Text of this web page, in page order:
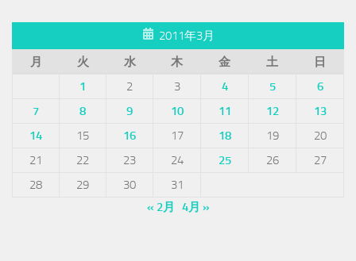
2011年3月
月
火 水 木 金 土
日
1
2 3 4 5
6
7
8 9 10 11 12
13
14
15 16 17 18 19
20
21
22 23 24 25 26
27
28
29 30
31
« 2月
4月 »